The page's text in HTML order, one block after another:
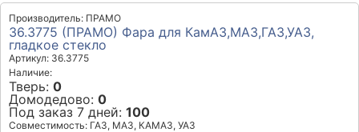
Производитель: ПРАМО
36.3775 (ПРАМО) Фара для КамАЗ,МАЗ,ГАЗ,УАЗ,
гладкое стекло
Артикул: 36.3775
Наличие:
Тверь: 0
Домодедово: 0
Под заказ 7 дней: 100
Совместимость: ГАЗ, МАЗ, КАМАЗ, УАЗ